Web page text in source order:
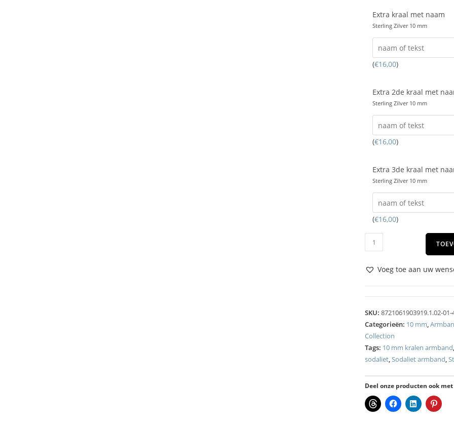
Extra kraal met naam
Sterling Zilver 10 mm
(€16,00)
Extra 2de kraal met
Sterling Zilver 10 mm
(€16,00)
Extra 3de kraal met
Sterling Zilver 10 mm
(€16,00)
Voeg toe aan uw
SKU: 8721061903919.1.02-01-
Categorieën: 10 mm,
Collection
Tags: 10 mm kralen armband,
sodaliet,Sodaliet armband,
Deel onze producten ook